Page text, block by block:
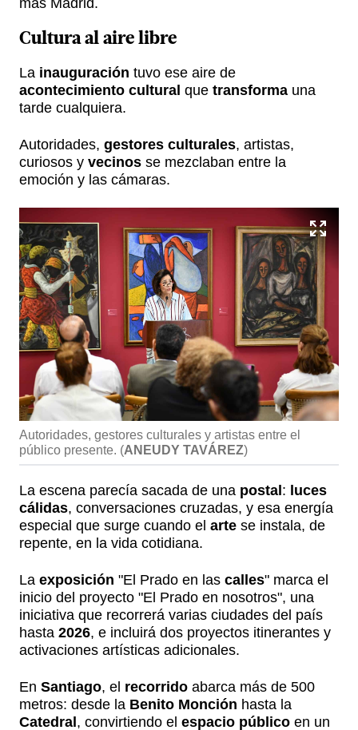
Cultura al aire libre
La inauguración tuvo ese aire de
acontecimiento cultural que transforma una
tarde cualquiera.
Autoridades, gestores culturales, artistas,
curiosos y vecinos se mezclaban entre la
emoción y las cámaras.
Autoridades, gestores culturales y artistas entre el
público presente. (ANEUDY TAVÁREZ)
La escena parecía sacada de una postal: luces
cálidas, conversaciones cruzadas, y esa energía
especial que surge cuando el arte se instala, de
repente, en la vida cotidiana.
La exposición "El Prado en las calles" marca el
inicio del proyecto "El Prado en nosotros", una
iniciativa que recorrerá varias ciudades del país
hasta 2026, e incluirá dos proyectos itinerantes y
activaciones artísticas adicionales.
En Santiago, el recorrido abarca más de 500
metros: desde la Benito Monción hasta la
Catedral, convirtiendo el espacio público en un